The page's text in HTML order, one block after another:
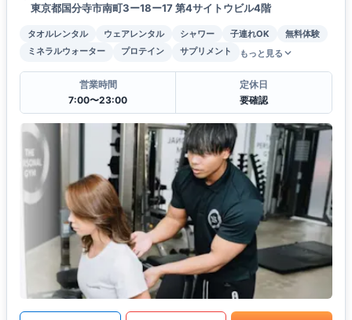
東京都国分寺市南町3ー18ー17 第4サイトウビル4階
タオルレンタル ウェアレンタル シャワー 子連れOK
無料体験
ミネラルウォーター
プロテイン サプリメント もっと見る
営業時間
7:00〜23:00
定休日
要確認